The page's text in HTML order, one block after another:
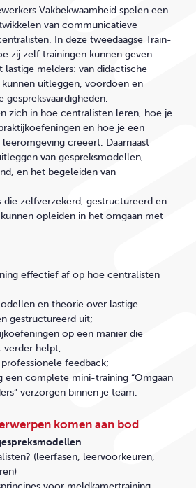
Vakbekwaamheid spelen een
van communicatieve
In deze tweedaagse Train-
zij zelf trainingen kunnen geven
melders: van didactische
uitleggen, voordoen en
gespreksvaardigheden.
zich in hoe centralisten leren, hoe je
en hoe je een
creëert. Daarnaast
van gespreksmodellen,
en het begeleiden van
die zelfverzekerd, gestructureerd en
opleiden in het omgaan met
effectief af op hoe centralisten
en theorie over lastige
gestructureerd uit;
op een manier die
verder helpt;
feedback;
een complete mini-training “Omgaan
verzorgen binnen je team.
komen aan bod
(leerfasen, leervoorkeuren,